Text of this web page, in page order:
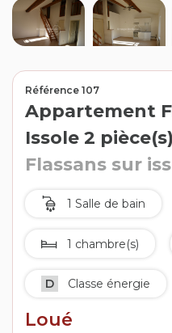
Estimation
Avis clients
Référence 107
Appartement
Issole 2
Flassans sur
1 Salle de bain
1 chambre(s)
D Classe énergie
Loué